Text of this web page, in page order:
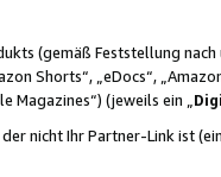
(gemäß Feststellung
Shorts“, „eDocs“,
Magazines“) (jeweils ein „
nicht Ihr Partner-Link ist